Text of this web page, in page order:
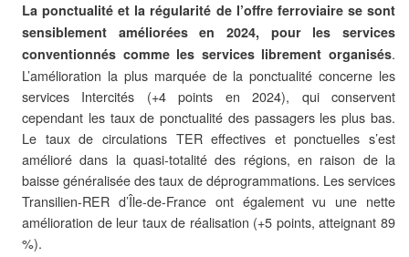
La ponctualité et la régularité de l’offre ferroviaire se sont
sensiblement améliorées en 2024, pour les services
conventionnés comme les services librement organisés.
L’amélioration la plus marquée de la ponctualité concerne les
services Intercités (+4 points en 2024), qui conservent
cependant les taux de ponctualité des passagers les plus bas.
Le taux de circulations TER effectives et ponctuelles s’est
amélioré dans la quasi-totalité des régions, en raison de la
baisse généralisée des taux de déprogrammations. Les services
Transilien-RER d’Île-de-France ont également vu une nette
amélioration de leur taux de réalisation (+5 points, atteignant 89
%).